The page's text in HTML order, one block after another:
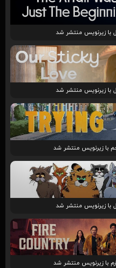
با زیرنویس منتشر شد
با زیرنویس منتشر شد
با زیرنویس منتشر شد
با زیرنویس منتشر شد
با زیرنویس منتشر شد